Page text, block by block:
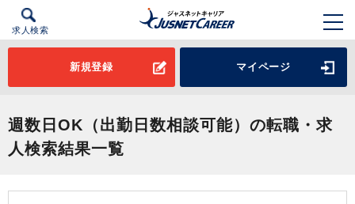
求人検索
新規登録 マイページ
週数日OK（出勤日数相談可能）の転職・求
人検索結果一覧